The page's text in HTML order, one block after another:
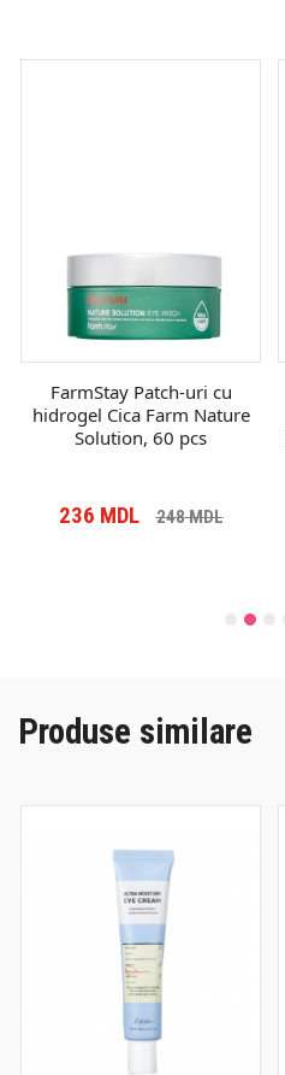
FarmStay Patch-uri cu
hidrogel Cica Farm Nature
Solution, 60 pcs
236 MDL 248MDL
Produse similare